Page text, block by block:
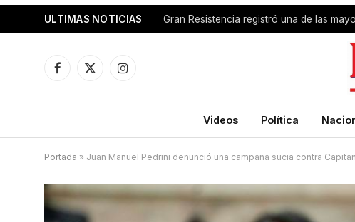
ULTIMAS NOTICIAS
Facebook
X
Instagram
Videos Política
Portada » Juan Manuel Pedrini denunció una campaña sucia contra